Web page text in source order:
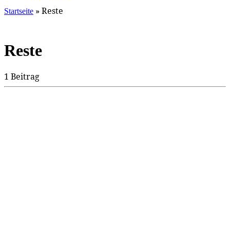
Startseite » Reste
Reste
1 Beitrag